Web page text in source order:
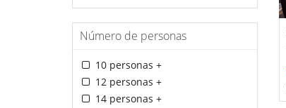
Número de personas
10 personas +
12 personas +
14 personas +